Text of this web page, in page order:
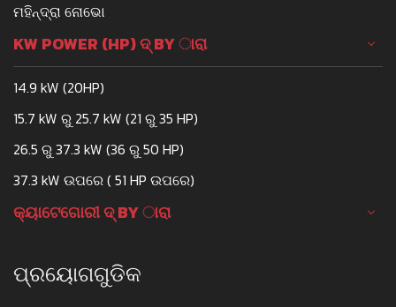
ମହିନ୍ଦ୍ରା ନୋଭୋ
KW POWER (HP) ଦ୍ BY ାରା
14.9 kW (20HP)
15.7 kW ରୁ 25.7 kW (21 ରୁ 35 HP)
26.5 ରୁ 37.3 kW (36 ରୁ 50 HP)
37.3 kW ଉପରେ ( 51 HP ଉପରେ)
କ୍ୟାଟେଗୋରୀ ଦ୍ BY ାରା
ପ୍ରୟୋଗଗୁଡିକ